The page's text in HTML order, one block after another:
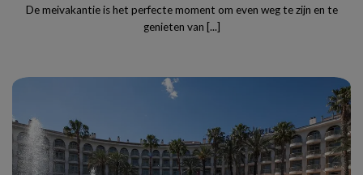
De meivakantie is het perfecte moment om even weg te zijn en te
genieten van [...]